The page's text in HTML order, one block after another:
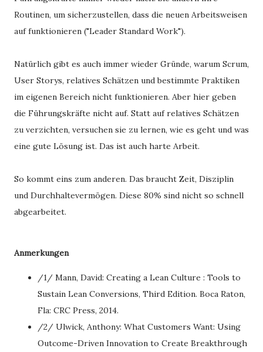
Routinen, um sicherzustellen, dass die neuen Arbeitsweisen
auf funktionieren ("Leader Standard Work").
Natürlich gibt es auch immer wieder Gründe, warum Scrum,
User Storys, relatives Schätzen und bestimmte Praktiken
im eigenen Bereich nicht funktionieren. Aber hier geben
die Führungskräfte nicht auf. Statt auf relatives Schätzen
zu verzichten, versuchen sie zu lernen, wie es geht und was
eine gute Lösung ist. Das ist auch harte Arbeit.
So kommt eins zum anderen. Das braucht Zeit, Disziplin
und Durchhaltevermögen. Diese 80% sind nicht so schnell
abgearbeitet.
Anmerkungen
/1/ Mann, David: Creating a Lean Culture : Tools to
Sustain Lean Conversions, Third Edition. Boca Raton,
Fla: CRC Press, 2014.
/2/ Ulwick, Anthony: What Customers Want: Using
Outcome-Driven Innovation to Create Breakthrough